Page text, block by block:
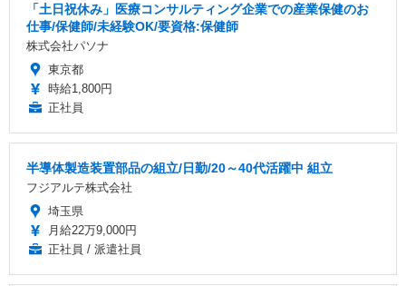
「土日祝休み」医療コンサルティング企業での産業保健のお
仕事/保健師/未経験OK/要資格:保健師
株式会社パソナ
東京都
時給1,800円
正社員
半導体製造装置部品の組立/日勤/20～40代活躍中 組立
フジアルテ株式会社
埼玉県
月給22万9,000円
正社員 / 派遣社員